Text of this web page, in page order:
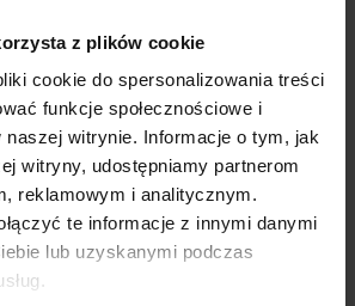
z plików cookie
cookie do spersonalizowania treści
funkcje społecznościowe i
naszej witrynie. Informacje o tym, jak
witryny, udostępniamy partnerom
reklamowym i analitycznym.
te informacje z innymi danymi
lub uzyskanymi podczas
do 60°C
cm | SZ: cm